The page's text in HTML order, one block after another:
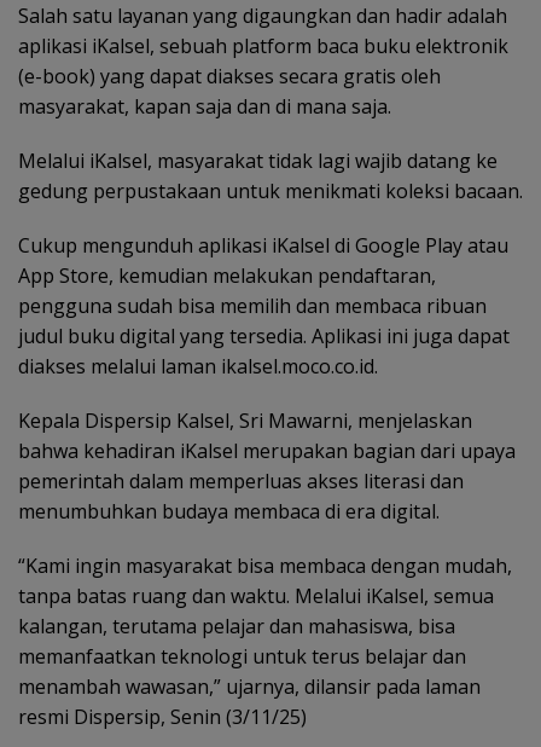
Salah satu layanan yang digaungkan dan hadir adalah
aplikasi iKalsel, sebuah platform baca buku elektronik
(e-book) yang dapat diakses secara gratis oleh
masyarakat, kapan saja dan di mana saja.
Melalui iKalsel, masyarakat tidak lagi wajib datang ke
gedung perpustakaan untuk menikmati koleksi bacaan.
Cukup mengunduh aplikasi iKalsel di Google Play atau
App Store, kemudian melakukan pendaftaran,
pengguna sudah bisa memilih dan membaca ribuan
judul buku digital yang tersedia. Aplikasi ini juga dapat
diakses melalui laman ikalsel.moco.co.id.
Kepala Dispersip Kalsel, Sri Mawarni, menjelaskan
bahwa kehadiran iKalsel merupakan bagian dari upaya
pemerintah dalam memperluas akses literasi dan
menumbuhkan budaya membaca di era digital.
“Kami ingin masyarakat bisa membaca dengan mudah,
tanpa batas ruang dan waktu. Melalui iKalsel, semua
kalangan, terutama pelajar dan mahasiswa, bisa
memanfaatkan teknologi untuk terus belajar dan
menambah wawasan,” ujarnya, dilansir pada laman
resmi Dispersip, Senin (3/11/25)